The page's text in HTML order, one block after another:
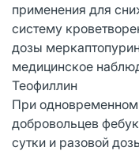
применения для
систему
дозы
медицинское
Теофиллин
При
добровольцев
сутки и разовой